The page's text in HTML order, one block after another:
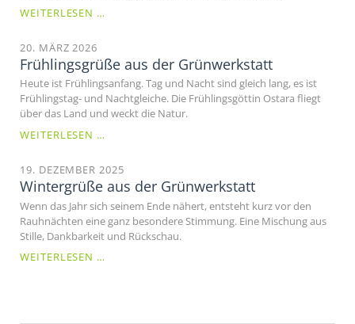
WEITERLESEN …
OFFENE
GÄRTEN
IN
HOLZHAUSEN
20. MÄRZ 2026
Frühlingsgrüße aus der Grünwerkstatt
Heute ist Frühlingsanfang. Tag und Nacht sind gleich lang, es ist
Frühlingstag- und Nachtgleiche. Die Frühlingsgöttin Ostara fliegt
über das Land und weckt die Natur.
WEITERLESEN …
ER G
RÜNWERKSTATT
19. DEZEMBER 2025
Wintergrüße aus der Grünwerkstatt
Wenn das Jahr sich seinem Ende nähert, entsteht kurz vor den
Rauhnächten eine ganz besondere Stimmung. Eine Mischung aus
Stille, Dankbarkeit und Rückschau.
WEITERLESEN …